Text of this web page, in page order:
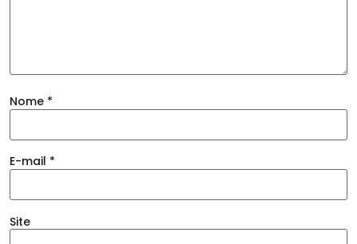
Nome *
E-mail *
Site